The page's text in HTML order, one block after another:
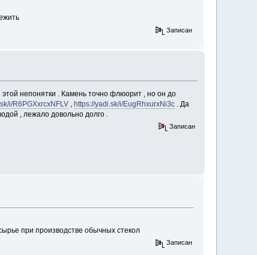
Записан
непонятки . Камень точно флюорит , но он до
i/R6PGXxrcxNFLV, https://yadi.sk/i/EugRhxurxNi3c. Да
, лежало довольно долго .
Записан
при производстве обычных стекол
Записан